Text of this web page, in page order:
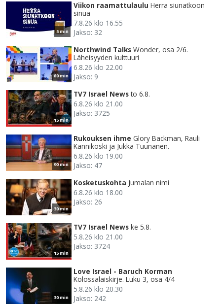
5 min
Viikon raamattulaulu Herra siunatkoon
sinua
7.8.26 klo 16.55
Jakso: 32
60 min
Northwind Talks Wonder, osa 2/6.
Läheisyyden kulttuuri
6.8.26 klo 22.00
Jakso: 9
15 min
TV7 Israel News to 6.8.
6.8.26 klo 21.00
Jakso: 3725
90 min
Rukouksen ihme Glory Backman, Rauli
Kannikoski ja Jukka Tuunanen.
6.8.26 klo 19.00
Jakso: 47
30 min
Kosketuskohta Jumalan nimi
6.8.26 klo 18.00
Jakso: 26
15 min
TV7 Israel News ke 5.8.
5.8.26 klo 21.00
Jakso: 3724
30 min
Love Israel - Baruch Korman
Kolossalaiskirje. Luku 3, osa 4/4
5.8.26 klo 20.30
Jakso: 242